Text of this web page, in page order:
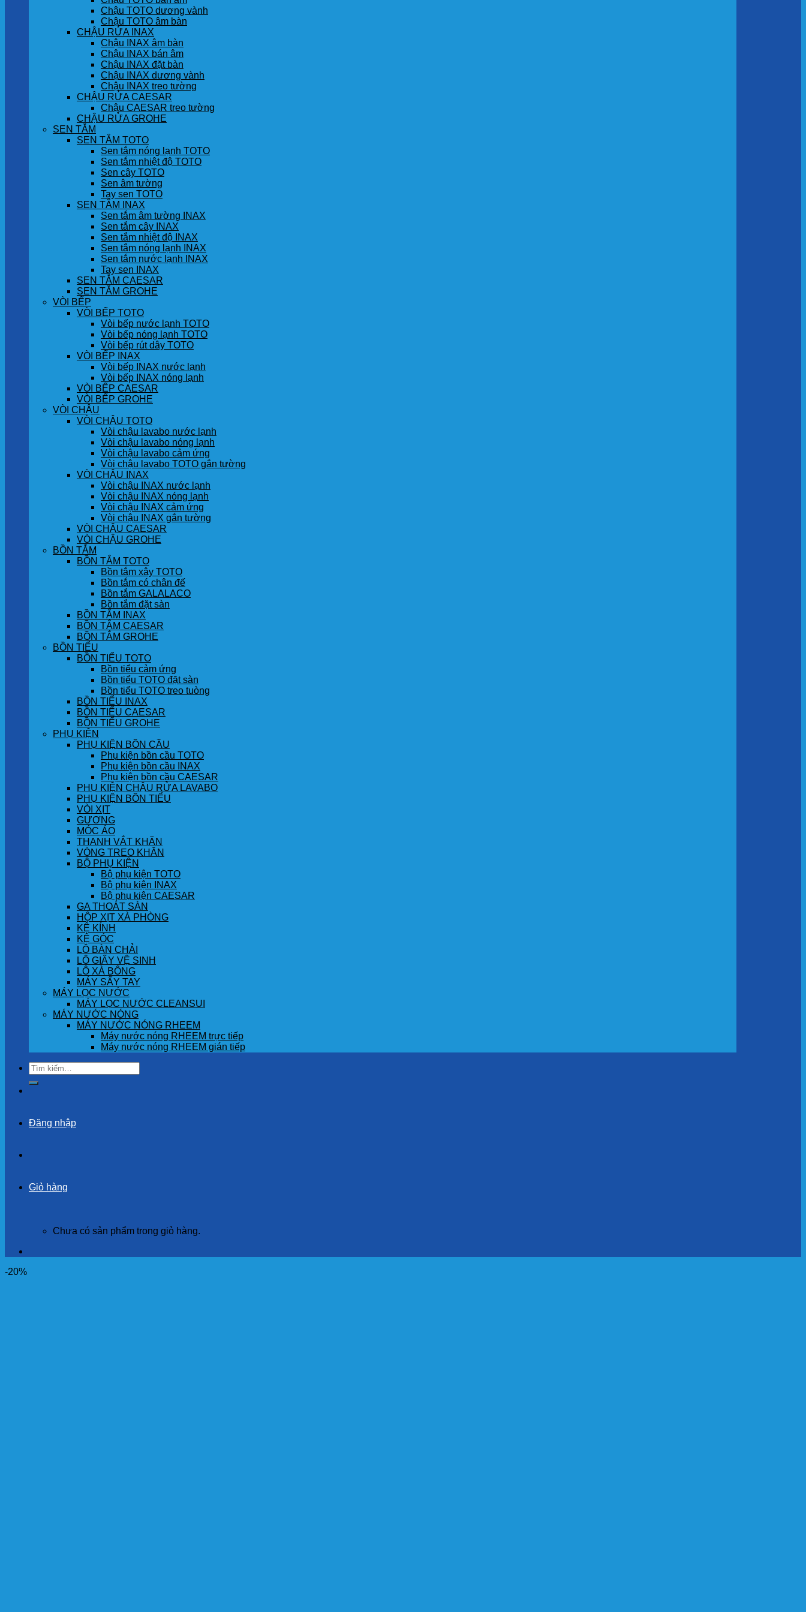
Chậu TOTO dương vành
Chậu TOTO âm bàn
CHẬU RỬA INAX
Chậu INAX âm bàn
Chậu INAX bán âm
Chậu INAX đặt bàn
Chậu INAX dương vành
Chậu INAX treo tường
CHẬU RỬA CAESAR
Chậu CAESAR treo tường
CHẬU RỬA GROHE
SEN TẮM
SEN TẮM TOTO
Sen tắm nóng lạnh TOTO
Sen tắm nhiệt độ TOTO
Sen cây TOTO
Sen âm tường
Tay sen TOTO
SEN TẮM INAX
Sen tắm âm tường INAX
Sen tắm cây INAX
Sen tắm nhiệt độ INAX
Sen tắm nóng lạnh INAX
Sen tắm nước lạnh INAX
Tay sen INAX
SEN TẮM CAESAR
SEN TẮM GROHE
VÒI BẾP
VÒI BẾP TOTO
Vòi bếp nước lạnh TOTO
Vòi bếp nóng lạnh TOTO
Vòi bếp rút dây TOTO
VÒI BẾP INAX
Vòi bếp INAX nước lạnh
Vòi bếp INAX nóng lạnh
VÒI BẾP CAESAR
VÒI BẾP GROHE
VÒI CHẬU
VÒI CHẬU TOTO
Vòi chậu lavabo nước lạnh
Vòi chậu lavabo nóng lạnh
Vòi chậu lavabo cảm ứng
Vòi chậu lavabo TOTO gắn tường
VÒI CHẬU INAX
Vòi chậu INAX nước lạnh
Vòi chậu INAX nóng lạnh
Vòi chậu INAX cảm ứng
Vòi chậu INAX gắn tường
VÒI CHẬU CAESAR
VÒI CHẬU GROHE
BỒN TẮM
BỒN TẮM TOTO
Bồn tắm xây TOTO
Bồn tắm có chân đế
Bồn tắm GALALACO
Bồn tắm đặt sàn
BỒN TẮM INAX
BỒN TẮM CAESAR
BỒN TẮM GROHE
BỒN TIỂU
BỒN TIỂU TOTO
Bồn tiểu cảm ứng
Bồn tiểu TOTO đặt sàn
Bồn tiểu TOTO treo tuòng
BỒN TIỂU INAX
BỒN TIỂU CAESAR
BỒN TIỂU GROHE
PHỤ KIỆN
PHỤ KIỆN BỒN CẦU
Phụ kiện bồn cầu TOTO
Phụ kiện bồn cầu INAX
Phụ kiện bồn cầu CAESAR
PHỤ KIỆN CHẬU RỬA LAVABO
PHỤ KIỆN BỒN TIỂU
VÒI XỊT
GƯƠNG
MÓC ÁO
THANH VẮT KHĂN
VÒNG TREO KHĂN
BỘ PHỤ KIỆN
Bộ phụ kiện TOTO
Bộ phụ kiện INAX
Bộ phụ kiện CAESAR
GA THOÁT SÀN
HỘP XỊT XÀ PHÒNG
KỆ KÍNH
KỆ GÓC
LÔ BÀN CHẢI
LÔ GIẤY VỆ SINH
LÔ XÀ BÔNG
MÁY SẤY TAY
MÁY LỌC NƯỚC
MÁY LỌC NƯỚC CLEANSUI
MÁY NƯỚC NÓNG
MÁY NƯỚC NÓNG RHEEM
Máy nước nóng RHEEM trực tiếp
Máy nước nóng RHEEM gián tiếp
Tìm
kiếm:
Đăng nhập
Giỏ hàng
Chưa có sản phẩm trong giỏ hàng.
-20%